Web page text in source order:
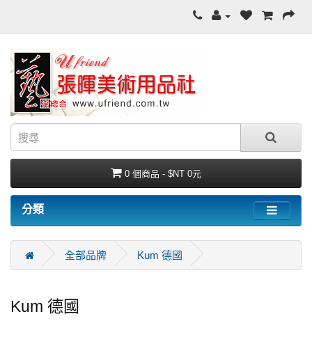
0 個商品 - $NT 0元
分類
全部品牌 Kum 德國
Kum 德國